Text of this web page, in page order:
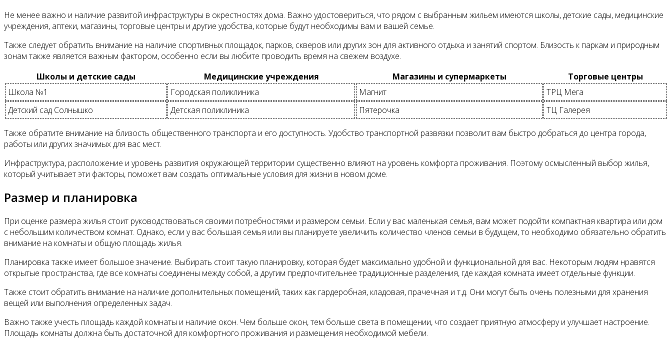
Не менее важно и наличие развитой инфраструктуры в окрестностях дома. Важно удостовериться, что рядом с выбранным жильем имеются школы, детские сады, медицинские
учреждения, аптеки, магазины, торговые центры и другие удобства, которые будут необходимы вам и вашей семье.
Также следует обратить внимание на наличие спортивных площадок, парков, скверов или других зон для активного отдыха и занятий спортом. Близость к паркам и природным
зонам также является важным фактором, особенно если вы любите проводить время на свежем воздухе.
Школы и детские сады
Медицинские учреждения Магазины и супермаркеты
Торговые центры
Школа №1
Городская поликлиника Магнит
ТРЦ Мега
Детский сад Солнышко
Детская поликлиника Пятерочка ТЦ Галерея
Также обратите внимание на близость общественного транспорта и его доступность. Удобство транспортной развязки позволит вам быстро добраться до центра города,
работы или других значимых для вас мест.
Инфраструктура, расположение и уровень развития окружающей территории существенно влияют на уровень комфорта проживания. Поэтому осмысленный выбор жилья,
который учитывает эти факторы, поможет вам создать оптимальные условия для жизни в новом доме.
Размер и планировка
При оценке размера жилья стоит руководствоваться своими потребностями и размером семьи. Если у вас маленькая семья, вам может подойти компактная квартира или дом
с небольшим количеством комнат. Однако, если у вас большая семья или вы планируете увеличить количество членов семьи в будущем, то необходимо обязательно обратить
внимание на комнаты и общую площадь жилья.
Планировка также имеет большое значение. Выбирать стоит такую планировку, которая будет максимально удобной и функциональной для вас. Некоторым людям нравятся
открытые пространства, где все комнаты соединены между собой, а другим предпочтительнее традиционные разделения, где каждая комната имеет отдельные функции.
Также стоит обратить внимание на наличие дополнительных помещений, таких как гардеробная, кладовая, прачечная и т.д. Они могут быть очень полезными для хранения
вещей или выполнения определенных задач.
Важно также учесть площадь каждой комнаты и наличие окон. Чем больше окон, тем больше света в помещении, что создает приятную атмосферу и улучшает настроение.
Площадь комнаты должна быть достаточной для комфортного проживания и размещения необходимой мебели.